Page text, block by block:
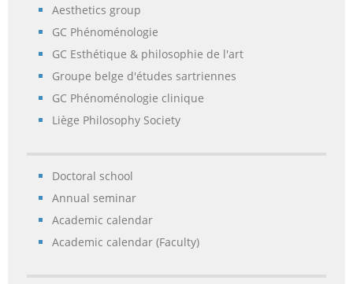
Aesthetics group
GC Phénoménologie
GC Esthétique & philosophie de l'art
Groupe belge d'études sartriennes
GC Phénoménologie clinique
Liège Philosophy Society
Doctoral school
Annual seminar
Academic calendar
Academic calendar (Faculty)